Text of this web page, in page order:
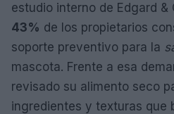
estudio interno de Edgard &
43% de los propietarios
soporte preventivo para la
mascota. Frente a esa
revisado su alimento seco
ingredientes y texturas que